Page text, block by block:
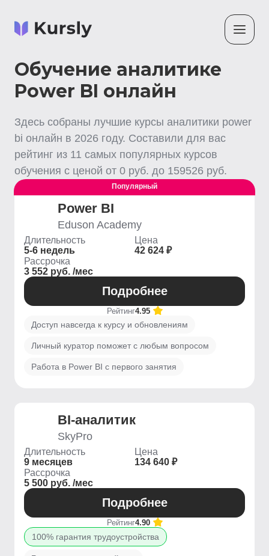
Обучение аналитике
Power BI онлайн
Здесь собраны лучшие курсы аналитики power
bi онлайн в 2026 году. Составили для вас
рейтинг из 11 самых популярных курсов
обучения с ценой от 0 руб. до 159526 руб.
Популярный
Power BI
Eduson Academy
Длительность
5-6 недель
Цена
42 624 ₽
Рассрочка
3 552 руб. /мес
Подробнее
Рейтинг4.95
Доступ навсегда к курсу и обновлениям
Личный куратор поможет с любым вопросом
Работа в Power BI с первого занятия
BI-аналитик
SkyPro
Длительность
9 месяцев
Цена
134 640 ₽
Рассрочка
5 500 руб. /мес
Подробнее
Рейтинг4.90
100% гарантия трудоустройства